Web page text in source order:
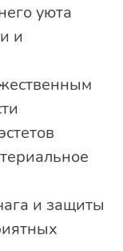
уюта
и
и защиты